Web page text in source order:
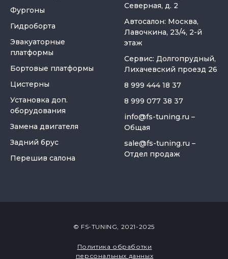
Фургоны
Гидроборта
Эвакуаторные
платформы
Бортовые платформы
Цистерны
Установка доп.
оборудования
Замена двигателя
Задний брус
Перешив салона
Северная, д. 2
Автосалон: Москва,
Лавочкина, 23/4, 2-й
этаж
Сервис: Долгопрудный,
Лихачевский проезд 26
8 999 444 18 37
8 999 077 38 37
info@fs-tuning.ru –
Общая
sale@fs-tuning.ru –
Отдел продаж
© FS-TUNING, 2021-2025
Политика обработки
персональных данных